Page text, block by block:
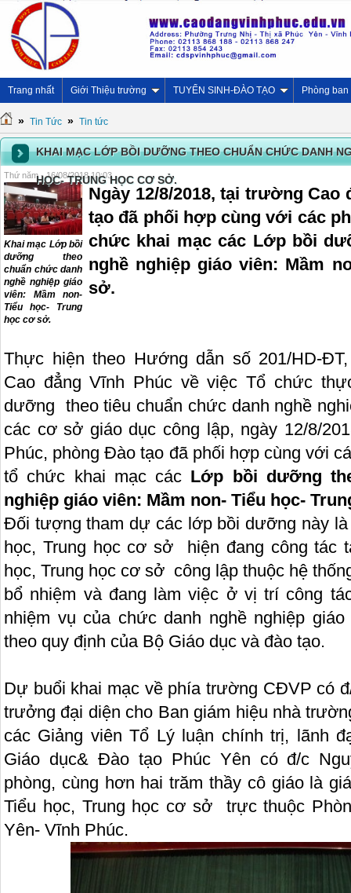
Trang nhất Giới Thiệu trường TUYỂN SINH-ĐÀO TẠO Phòng ban
» Tin Tức » Tin tức
KHAI MẠC LỚP BỒI DƯỠNG THEO CHUẨN CHỨC DANH
HỌC- TRUNG HỌC CƠ SỞ.
Thứ năm - 16/08/2018 10:03
Khai mạc Lớp bồi
dưỡng theo
chuẩn chức danh
nghề nghiệp giáo
viên: Mầm non-
Tiểu học- Trung
học cơ sở.
Ngày 12/8/2018, tại trường
tạo đã phối hợp cùng với các
chức khai mạc các Lớp bồi
nghề nghiệp giáo viên: Mầm
sở.
Thực hiện theo Hướng dẫn số 201/HD-
Cao đẳng Vĩnh Phúc về việc Tổ chức
dưỡng theo tiêu chuẩn chức danh nghề
các cơ sở giáo dục công lập, ngày 12/8/
Phúc, phòng Đào tạo đã phối hợp cùng với
tổ chức khai mạc các Lớp bồi dưỡng
nghiệp giáo viên: Mầm non- Tiểu học-
Đối tượng tham dự các lớp bồi dưỡng này là
học, Trung học cơ sở hiện đang công tác
học, Trung học cơ sở công lập thuộc hệ
bổ nhiệm và đang làm việc ở vị trí công
nhiệm vụ của chức danh nghề nghiệp
theo quy định của Bộ Giáo dục và đào tạo.
Dự buổi khai mạc về phía trường CĐVP có
trưởng đại diện cho Ban giám hiệu nhà
các Giảng viên Tổ Lý luận chính trị, lãnh
Giáo dục& Đào tạo Phúc Yên có đ/c
phòng, cùng hơn hai trăm thầy cô giáo là
Tiểu học, Trung học cơ sở trực thuộc
Yên- Vĩnh Phúc.